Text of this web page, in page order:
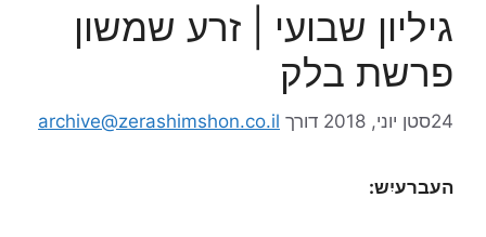
גיליון שבועי | זרע שמשון
פרשת בלק
24סטן יוני, 2018 דורך archive@zerashimshon.co.il
העברעיִש: